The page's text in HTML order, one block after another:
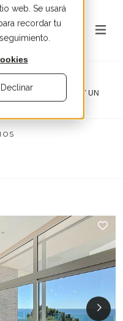
web. Se usará
recordar tu
Declinar
de Mar.
AL MEDITERRÁNEO Y UN